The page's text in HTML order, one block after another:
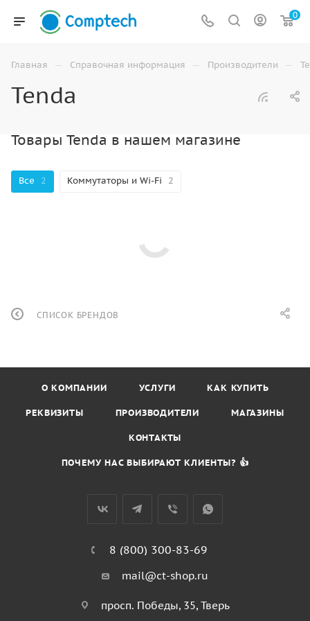
0
Главная — Справочная информация — Производители —
Tenda
Товары Tenda в нашем магазине
Все 2 Коммутаторы и Wi-Fi 2
СПИСОК БРЕНДОВ
О КОМПАНИИ УСЛУГИ КАК КУПИТЬ
РЕКВИЗИТЫ ПРОИЗВОДИТЕЛИ МАГАЗИНЫ
КОНТАКТЫ
ПОЧЕМУ НАС ВЫБИРАЮТ КЛИЕНТЫ? 👍
8 (800) 300-83-69
mail@ct-shop.ru
просп. Победы, 35, Тверь